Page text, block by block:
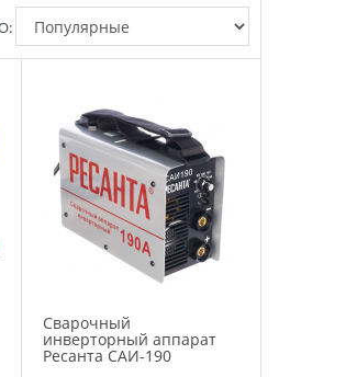
Сварочный
инверторный аппарат
Ресанта САИ-190